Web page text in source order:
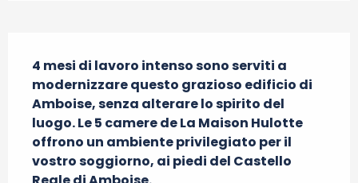
4 mesi di lavoro intenso sono serviti a
modernizzare questo grazioso edificio di
Amboise, senza alterare lo spirito del
luogo. Le 5 camere de La Maison Hulotte
offrono un ambiente privilegiato per il
vostro soggiorno, ai piedi del Castello